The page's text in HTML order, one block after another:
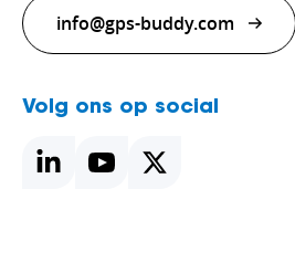
info@gps-buddy.com
Volg ons op social